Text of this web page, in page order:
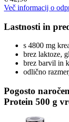
Več informacij o
Lastnosti in
s 4800 mg
brez laktoze,
brez barvil in
odlično
Pogosto
Protein 500 g